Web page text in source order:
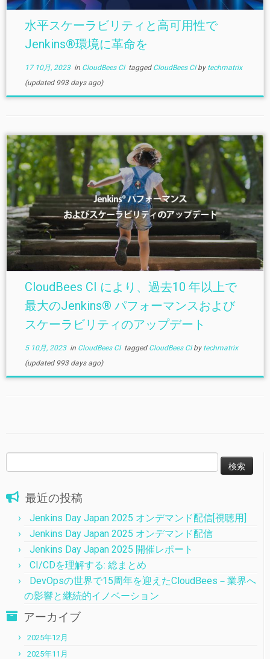
水平スケーラビリティと高可用性で
Jenkins®環境に革命を
17 10月, 2023in CloudBees CI tagged CloudBees CIby techmatrix
(updated 993 days ago)
CloudBees CI により、過去10 年以上で
最大のJenkins® パフォーマンスおよび
スケーラビリティのアップデート
5 10月, 2023in CloudBees CI tagged CloudBees CIby techmatrix
(updated 993 days ago)
索:
最近の投稿
Jenkins Day Japan 2025 オンデマンド配信[視聴用]
Jenkins Day Japan 2025 オンデマンド配信
Jenkins Day Japan 2025 開催レポート
CI/CDを理解する: 総まとめ
DevOpsの世界で15周年を迎えたCloudBees－業界へ
の影響と継続的イノベーション
アーカイブ
2025年12月
2025年11月